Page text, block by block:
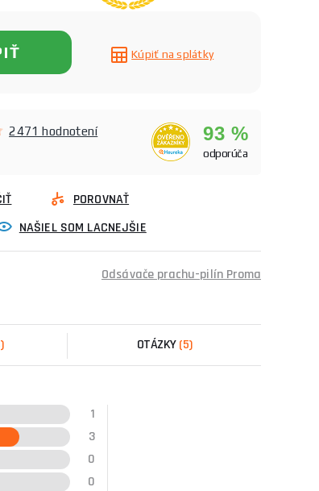
Kúpiť na splátky
2471 hodnotení
93 %
odporúča
POROVNAŤ
NAŠIEL SOM LACNEJŠIE
Odsávače prachu-pilín Proma
OTÁZKY (5)
1
3
0
0